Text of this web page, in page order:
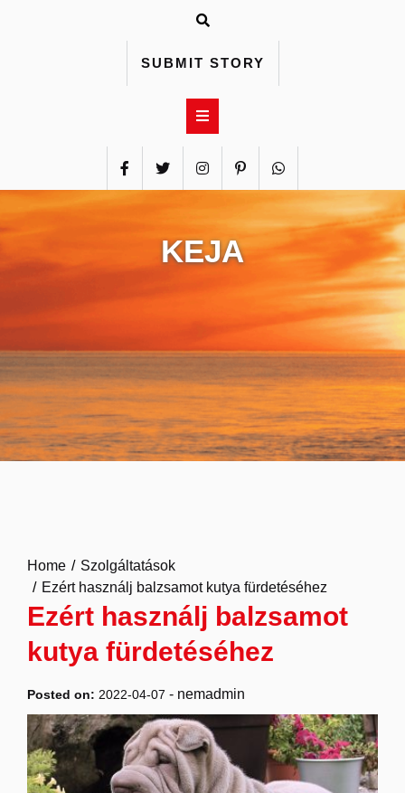
SUBMIT STORY
KEJA
Home
Szolgáltatások
Ezért használj balzsamot kutya fürdetéséhez
Ezért használj balzsamot
kutya fürdetéséhez
Posted on: 2022-04-07 - nemadmin